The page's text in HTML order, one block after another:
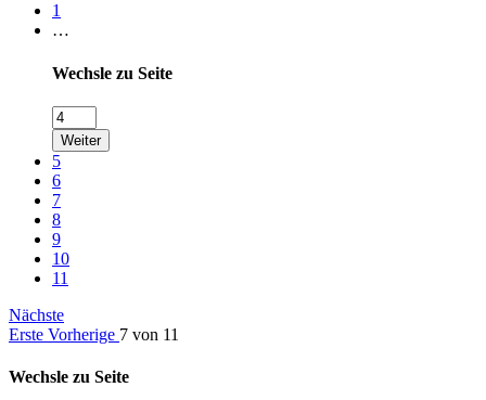
1
…
Wechsle zu Seite
Weiter
5
6
7
8
9
10
11
Nächste
Erste Vorherige 7 von 11
Wechsle zu Seite